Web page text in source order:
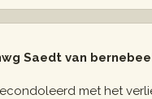
Saedt van
met het